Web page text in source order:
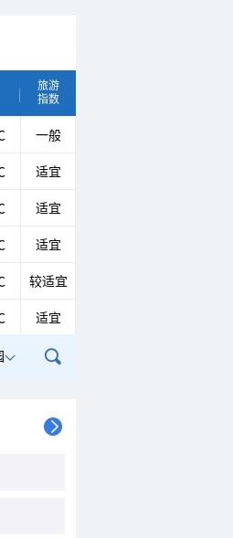
旅游
指数
一般
适宜
适宜
适宜
较适宜
适宜